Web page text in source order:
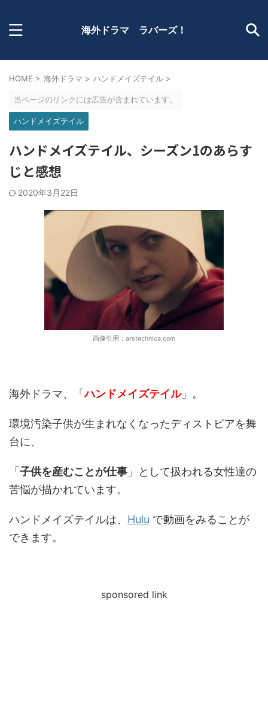
海外ドラマ ラバーズ！
HOME > 海外ドラマ > ハンドメイズテイル >
当ページのリンクには広告が含まれています。
ハンドメイズテイル
ハンドメイズテイル、シーズン1のあらす
じと感想
2020年3月22日
画像引用：arstechnica.com
海外ドラマ、「ハンドメイズテイル」。
環境汚染子供が生まれなくなったディストピアを舞
台に、
「 子供を産むことが仕事 」として扱われる女性達の
苦悩が描かれています。
ハンドメイズテイルは、 Hulu で動画をみることが
できます。
sponsored link